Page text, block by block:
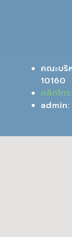
คณะบริ
10160
คลิกโท
admin: